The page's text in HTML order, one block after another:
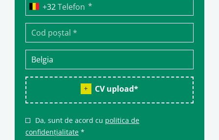
Telefon *
CV upload*
Da, sunt de acord cu politica de
confidențialitate *